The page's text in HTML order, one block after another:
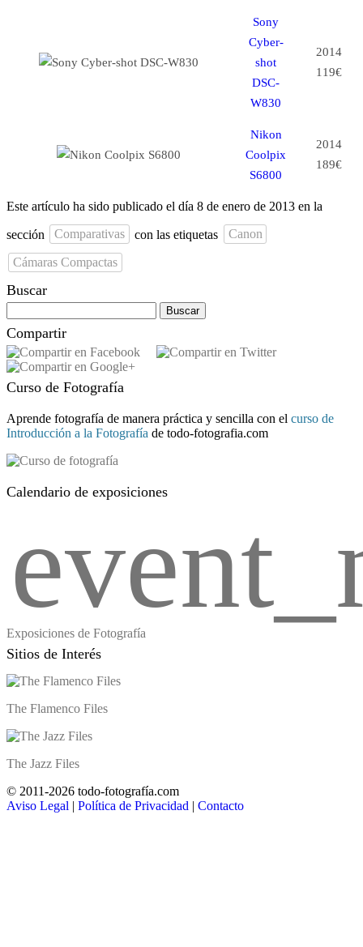
Sony
Cyber-
shot
DSC-
W830
2014
119€
Nikon
Coolpix
S6800
2014
189€
Este artículo ha sido publicado el día 8 de enero de 2013 en la
sección Comparativas con las etiquetas Canon
Cámaras Compactas
Buscar
Compartir
Curso de Fotografía
Aprende fotografía de manera práctica y sencilla con el curso de
Introducción a la Fotografía de todo-fotografia.com
Calendario de exposiciones
Exposiciones de Fotografía
Sitios de Interés
The Flamenco Files
The Jazz Files
© 2011-2026 todo-fotografía.com
Aviso Legal | Política de Privacidad | Contacto